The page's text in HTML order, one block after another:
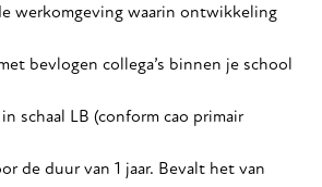
werkomgeving waarin ontwikkeling
bevlogen collega’s binnen je school
schaal LB (conform cao primair
de duur van 1 jaar. Bevalt het van